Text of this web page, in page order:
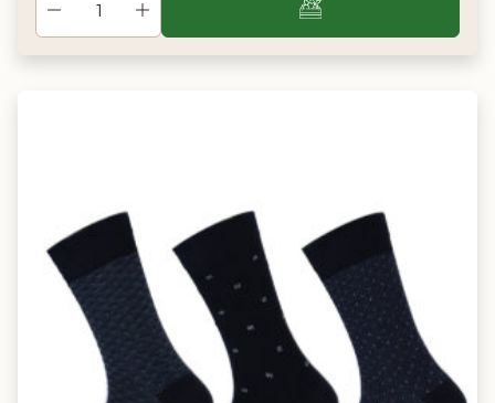
Mocha
Zeer donker
Warm bruin
Donkere huid